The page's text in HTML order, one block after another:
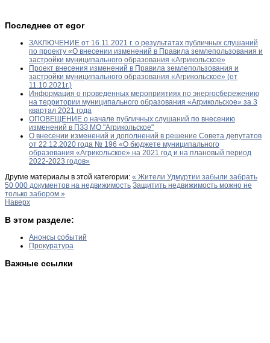
Последнее от egor
ЗАКЛЮЧЕНИЕ от 16.11.2021 г. о результатах публичных слушаний
по проекту «О внесении изменений в Правила землепользования и
застройки муниципального образования «Агрикольское»
Проект внесения изменений в Правила землепользования и
застройки муниципального образования «Агрикольское» (от
11.10.2021г.)
Информация о проведенных мероприятиях по энергосбережению
на территории муниципального образования «Агрикольское» за 3
квартал 2021 года
ОПОВЕЩЕНИЕ о начале публичных слушаний по внесению
изменений в ПЗЗ МО "Агрикольское"
О внесении изменений и дополнений в решение Совета депутатов
от 22.12.2020 года № 196 «О бюджете муниципального
образования «Агрикольское» на 2021 год и на плановый период
2022-2023 годов»
Другие материалы в этой категории: « Жители Удмуртии забыли забрать
50 000 документов на недвижимость Защитить недвижимость можно не
только забором »
Наверх
В этом разделе:
Анонсы событий
Прокуратура
Важные ссылки